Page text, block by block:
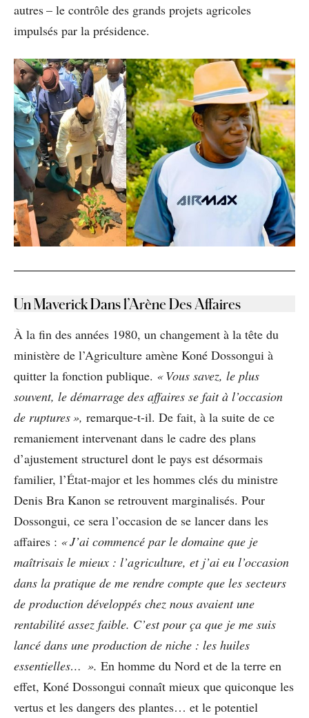
autres – le contrôle des grands projets agricoles
impulsés par la présidence.
Un Maverick Dans l’Arène Des Affaires
À la fin des années 1980, un changement à la tête du
ministère de l’Agriculture amène Koné Dossongui à
quitter la fonction publique. « Vous savez, le plus
souvent, le démarrage des affaires se fait à l’occasion
de ruptures », remarque-t-il. De fait, à la suite de ce
remaniement intervenant dans le cadre des plans
d’ajustement structurel dont le pays est désormais
familier, l’État-major et les hommes clés du ministre
Denis Bra Kanon se retrouvent marginalisés. Pour
Dossongui, ce sera l’occasion de se lancer dans les
affaires : « J’ai commencé par le domaine que je
maîtrisais le mieux : l’agriculture, et j’ai eu l’occasion
dans la pratique de me rendre compte que les secteurs
de production développés chez nous avaient une
rentabilité assez faible. C’est pour ça que je me suis
lancé dans une production de niche : les huiles
essentielles… ». En homme du Nord et de la terre en
effet, Koné Dossongui connaît mieux que quiconque les
vertus et les dangers des plantes… et le potentiel